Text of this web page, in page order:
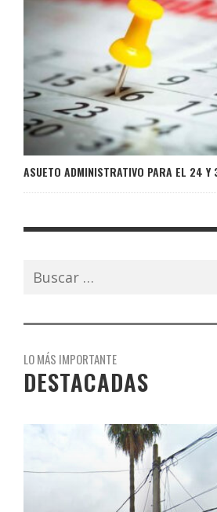
ASUETO ADMINISTRATIVO PARA EL 24 Y
Buscar:
LO MÁS IMPORTANTE
DESTACADAS